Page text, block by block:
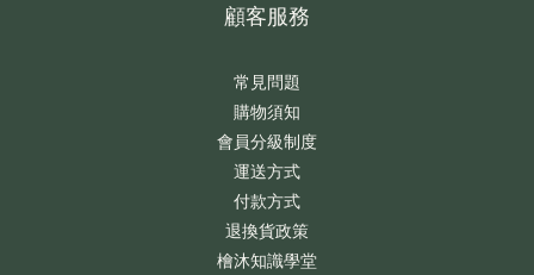
顧客服務
常見問題
購物須知
會員分級制度
運送方式
付款方式
退換貨政策
檜沐知識學堂